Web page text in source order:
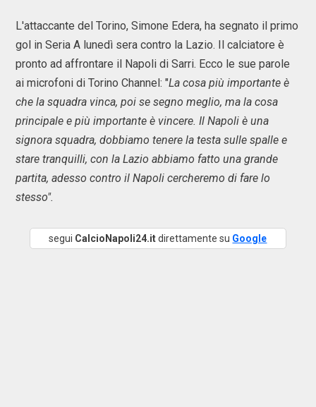
L'attaccante del Torino, Simone Edera, ha segnato il primo
gol in Seria A lunedì sera contro la Lazio. Il calciatore è
pronto ad affrontare il Napoli di Sarri. Ecco le sue parole
ai microfoni di Torino Channel: "La cosa più importante è
che la squadra vinca, poi se segno meglio, ma la cosa
principale e più importante è vincere. Il Napoli è una
signora squadra, dobbiamo tenere la testa sulle spalle e
stare tranquilli, con la Lazio abbiamo fatto una grande
partita, adesso contro il Napoli cercheremo di fare lo
stesso".
segui CalcioNapoli24.itdirettamente su Google